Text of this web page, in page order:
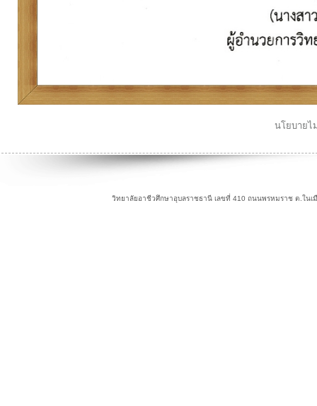
นโยบายไ
วิทยาลัยอาชีวศึกษาอุบลราชธานี เลขที่ 410 ถนนพรหมราช ต.ในเ